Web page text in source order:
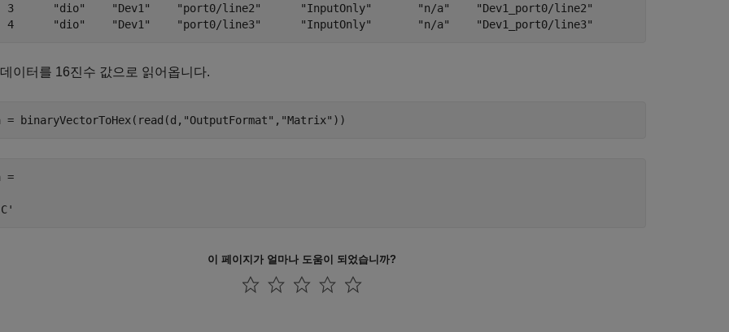
3      "dio"    "Dev1"    "port0/line2"      "InputOnly"       "n/a"    "Dev1_port0/line2"
4      "dio"    "Dev1"    "port0/line3"      "InputOnly"       "n/a"    "Dev1_port0/line3"
이터를 16진수 값으로 읽어옵니다.
= binaryVectorToHex(read(d, "OutputFormat" , "Matrix"
=
이 페이지가 얼마나 도움이 되었습니까?